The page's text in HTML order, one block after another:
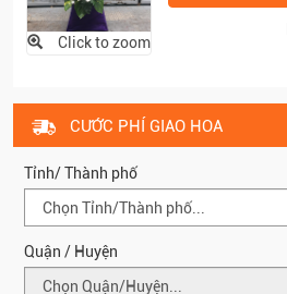
Click to zoom
CƯỚC PHÍ GIAO HOA
Tỉnh/ Thành phố
Quận / Huyện